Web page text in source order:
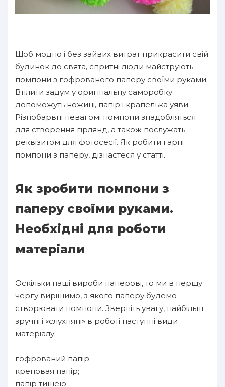
Щоб модно і без зайвих витрат прикрасити свій
будинок до свята, спритні люди майструють
помпони з гофрованого паперу своїми руками.
Втілити задум у оригінальну саморобку
допоможуть ножиці, папір і крапелька уяви.
Різнобарвні невагомі помпони знадобляться
для створення гірлянд, а також послужать
реквізитом для фотосесії. Як робити гарні
помпони з паперу, дізнаєтеся у статті.
Як зробити помпони з
паперу своїми руками.
Необхідні для роботи
матеріали
Оскільки наші вироби паперові, то ми в першу
чергу вирішимо, з якого паперу будемо
створювати помпони. Зверніть увагу, найбільш
зручні і «слухняні» в роботі наступні види
матеріалу:
гофрований папір;
креповая папір;
папір тишею;